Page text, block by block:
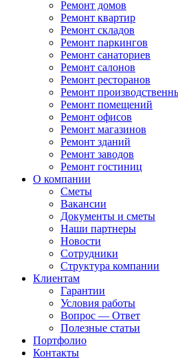
Ремонт домов
Ремонт квартир
Ремонт складов
Ремонт паркингов
Ремонт санаториев
Ремонт салонов
Ремонт ресторанов
Ремонт
Ремонт помещений
Ремонт офисов
Ремонт магазинов
Ремонт зданий
Ремонт заводов
Ремонт гостиниц
О компании
Сметы
Вакансии
Документы и сметы
Наши партнеры
Новости
Сотрудники
Структура компании
Клиентам
Гарантии
Условия работы
Вопрос — Ответ
Полезные статьи
Портфолио
Контакты